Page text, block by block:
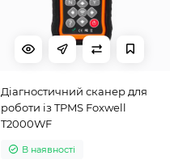
Діагностичний сканер для
роботи із TPMS Foxwell
T2000WF
В наявності